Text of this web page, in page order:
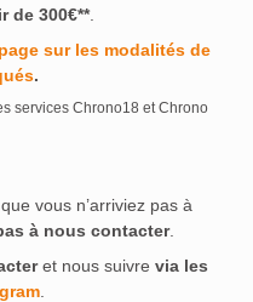
de 300€**.
sur les modalités de
.
services Chrono18 et Chrono
vous n’arriviez pas à
à nous contacter.
et nous suivre via les